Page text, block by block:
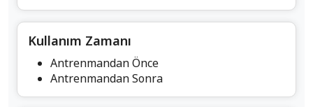
Kullanım Zamanı
Antrenmandan Önce
Antrenmandan Sonra